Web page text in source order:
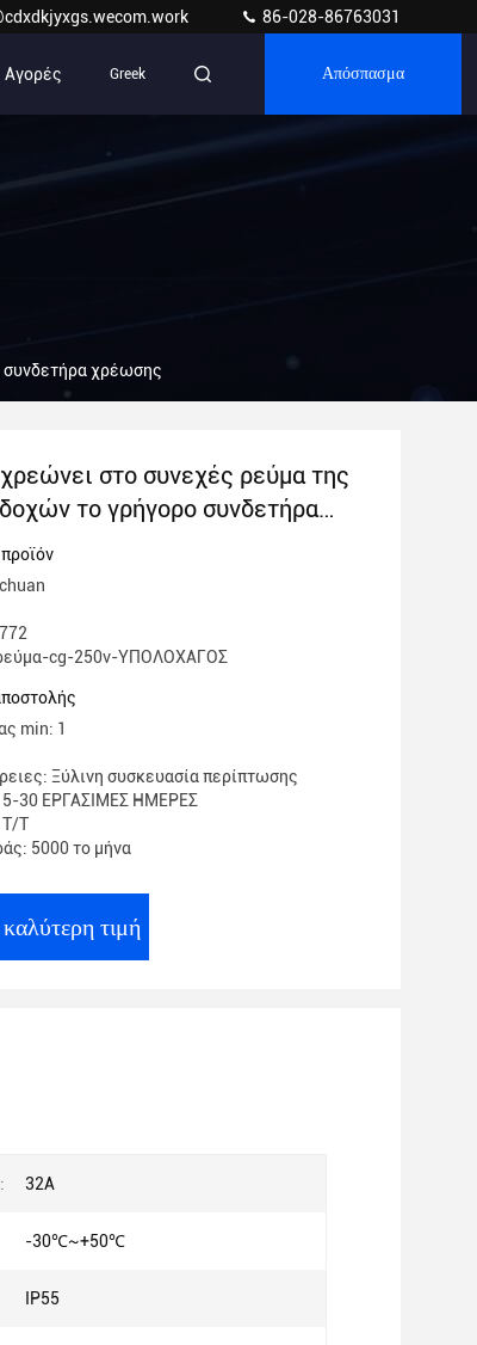
86-028-86763031
Αγορές Greek Απόσπασμα
συνδετήρα χρέωσης
στο συνεχές ρεύμα της
το γρήγορο συνδετήρα
cg-250v-ΥΠΟΛΟΧΑΓΟΣ
min: 1
Ξύλινη συσκευασία περίπτωσης
30 ΕΡΓΑΣΙΜΕΣ ΗΜΕΡΕΣ
T
5000 το μήνα
τιμή
32Α
-30℃~+50℃
IP55